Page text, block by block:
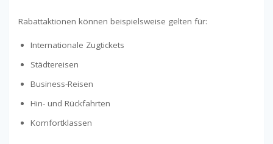
Rabattaktionen können beispielsweise gelten für:
Internationale Zugtickets
Städtereisen
Business-Reisen
Hin- und Rückfahrten
Komfortklassen